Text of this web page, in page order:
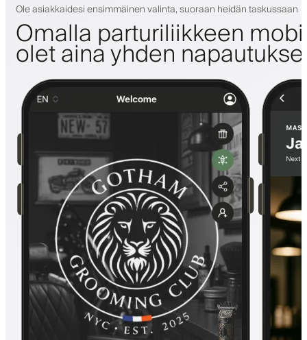
Ole asiakkaidesi ensimmäinen valinta, suoraan heidän taskussaan
Omalla parturiliikkeen
olet aina yhden